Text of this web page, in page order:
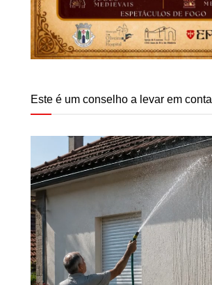
Este é um conselho a levar em conta